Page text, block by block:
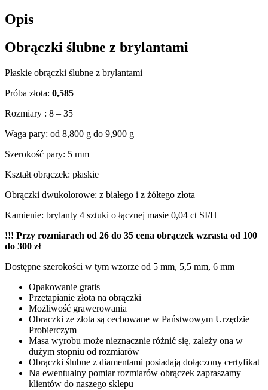
Opis
Obrączki ślubne z brylantami
Płaskie obrączki ślubne z brylantami
Próba złota: 0,585
Rozmiary : 8 – 35
Waga pary: od 8,800 g do 9,900 g
Szerokość pary: 5 mm
Kształt obrączek: płaskie
Obrączki dwukolorowe: z białego i z żółtego złota
Kamienie: brylanty 4 sztuki o łącznej masie 0,04 ct SI/H
!!! Przy rozmiarach od 26 do 35 cena obrączek wzrasta od 100
do 300 zł
Dostępne szerokości w tym wzorze od 5 mm, 5,5 mm, 6 mm
Opakowanie gratis
Przetapianie złota na obrączki
Możliwość grawerowania
Obraczki ze złota są cechowane w Państwowym Urzędzie
Probierczym
Masa wyrobu może nieznacznie różnić się, zależy ona w
dużym stopniu od rozmiarów
Obrączki ślubne z diamentami posiadają dołączony certyfikat
Na ewentualny pomiar rozmiarów obrączek zapraszamy
klientów do naszego sklepu